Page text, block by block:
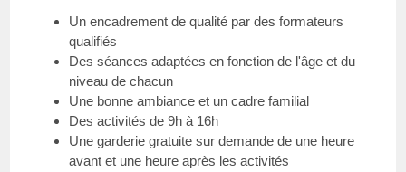
Un encadrement de qualité par des formateurs
qualifiés
Des séances adaptées en fonction de l'âge et du
niveau de chacun
Une bonne ambiance et un cadre familial
Des activités de 9h à 16h
Une garderie gratuite sur demande de une heure
avant et une heure après les activités